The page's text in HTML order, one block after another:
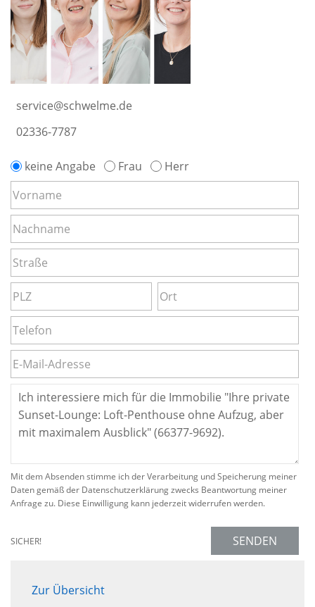
service@schwelme.de
02336-7787
keine Angabe Frau Herr
Mit dem Absenden stimme ich der Verarbeitung und Speicherung meiner
Daten gemäß der Datenschutzerklärung zwecks Beantwortung meiner
Anfrage zu. Diese Einwilligung kann jederzeit widerrufen werden.
SICHER! SENDEN
Zur Übersicht